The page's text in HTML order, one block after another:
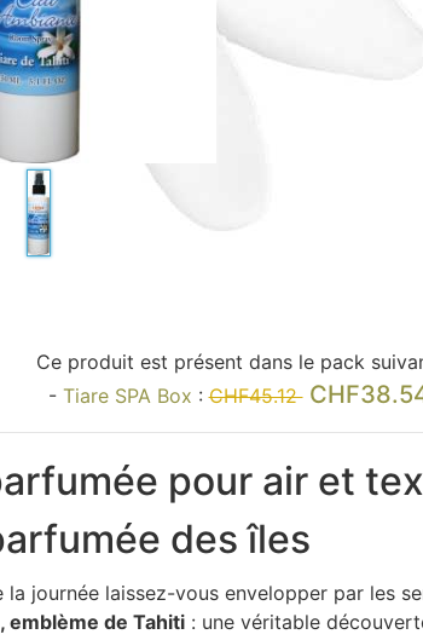
Ce produit est présent dans le pack
- Tiare SPA Box :CHF45.12
pour air et
des îles
journée laissez-vous envelopper par les
emblème de Tahiti : une véritable